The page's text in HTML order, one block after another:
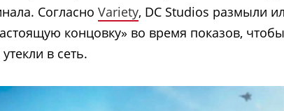
Согласно Variety, DC Studios размыли
концовку» во время показов,
в сеть.